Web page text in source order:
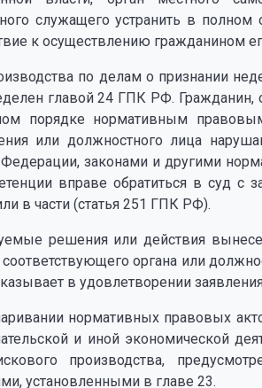
служащего устранить в
к осуществлению гражданином
по делам о признании
главой 24 ГПК РФ.
порядке нормативным
или должностного лица
законами и другими
вправе обратиться в суд с
в части (статья 251 ГПК РФ).
решения или действия
органа или
в удовлетворении
нормативных правовых
и иной экономической
производства,
установленными в главе 23.